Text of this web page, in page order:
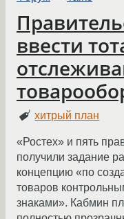
ввести
хитрый план
«Ростех» и пять
получили задание
концепцию «по
товаров
знаками». Кабмин